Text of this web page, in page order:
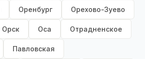
Оренбург Орехово-Зуево
Орск Оса Отрадненское
Павловская